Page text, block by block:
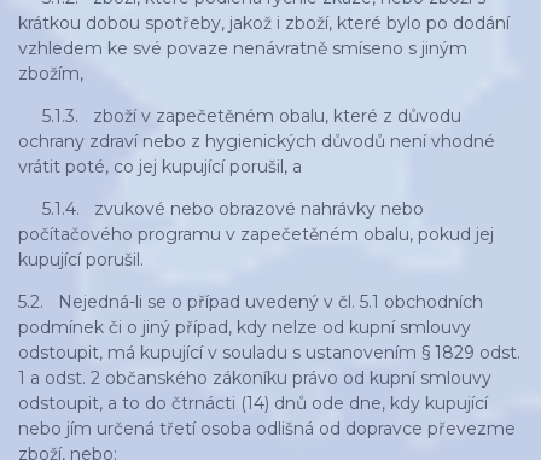
krátkou dobou spotřeby, jakož i zboží, které bylo po dodání
vzhledem ke své povaze nenávratně smíseno s jiným
zbožím,
5.1.3. zboží v zapečetěném obalu, které z důvodu
ochrany zdraví nebo z hygienických důvodů není vhodné
vrátit poté, co jej kupující porušil, a
5.1.4. zvukové nebo obrazové nahrávky nebo
počítačového programu v zapečetěném obalu, pokud jej
kupující porušil.
5.2. Nejedná-li se o případ uvedený v čl. 5.1 obchodních
podmínek či o jiný případ, kdy nelze od kupní smlouvy
odstoupit, má kupující v souladu s ustanovením § 1829 odst.
1 a odst. 2 občanského zákoníku právo od kupní smlouvy
odstoupit, a to do čtrnácti (14) dnů ode dne, kdy kupující
nebo jím určená třetí osoba odlišná od dopravce převezme
zboží, nebo: